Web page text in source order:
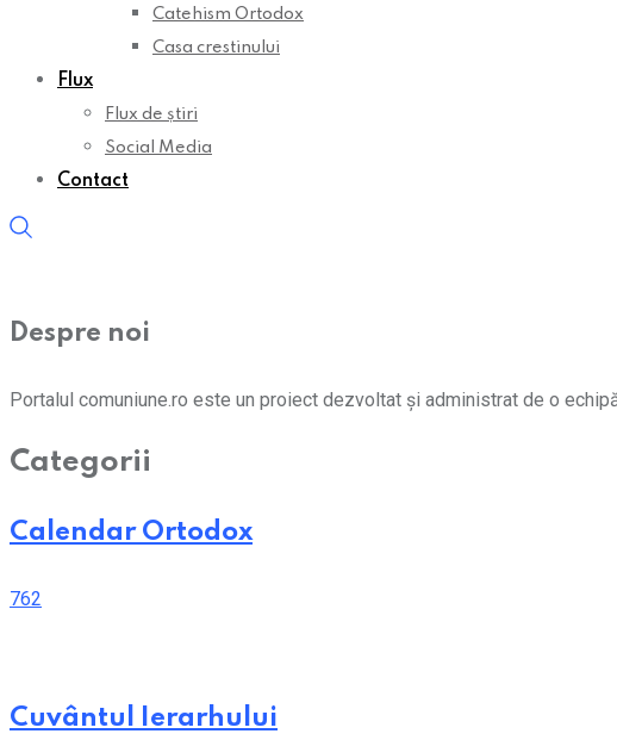
Catehism Ortodox
Casa crestinului
Flux
Flux de știri
Social Media
Contact
Despre noi
Portalul comuniune.ro este un proiect dezvoltat și administrat de o
Categorii
Calendar Ortodox
762
Cuvântul Ierarhului